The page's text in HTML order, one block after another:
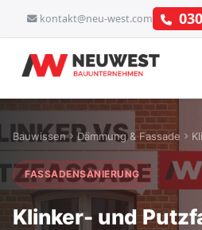
kontakt@neu-west.com
Bauwissen Dämmung & Fassade
FASSADENSANIERUNG
Klinker- und